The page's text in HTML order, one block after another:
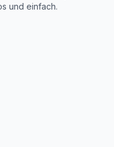
und einfach.